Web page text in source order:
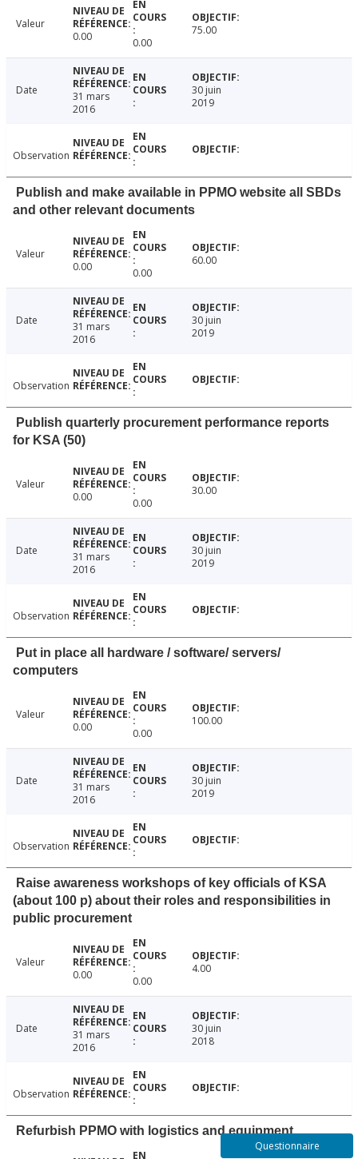
Valeur
0.00
0.00
75.00
Date
31 mars
2016
30 juin
2019
Observation
Publish and make available in PPMO website all SBDs
and other relevant documents
Valeur
0.00
0.00
60.00
Date
31 mars
2016
30 juin
2019
Observation
Publish quarterly procurement performance reports
for KSA (50)
Valeur
0.00
0.00
30.00
Date
31 mars
2016
30 juin
2019
Observation
Put in place all hardware / software/ servers/
computers
Valeur
0.00
0.00
100.00
Date
31 mars
2016
30 juin
2019
Observation
Raise awareness workshops of key officials of KSA
(about 100 p) about their roles and responsibilities in
public procurement
Valeur
0.00
0.00
4.00
Date
31 mars
2016
30 juin
2018
Observation
Refurbish PPMO with logistics and equipment
Questionnaire